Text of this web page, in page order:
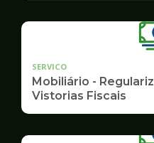
SERVICO
Mobiliário -
Vistorias Fiscais